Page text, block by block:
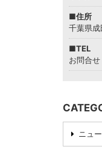
■住所
千葉県
■TEL
お問合せ
ニュ